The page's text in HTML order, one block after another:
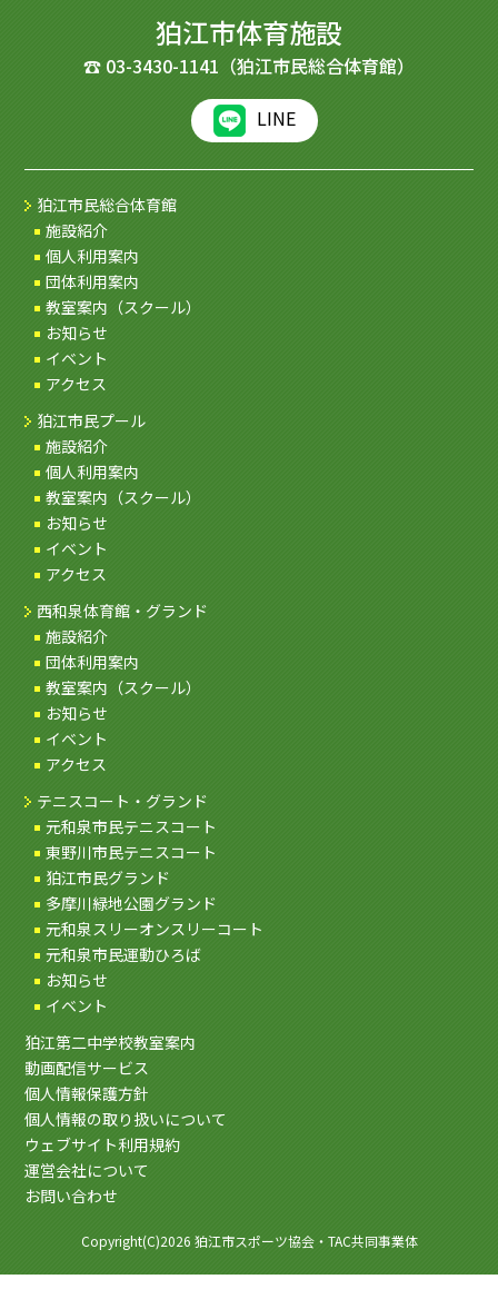
狛江市体育施設
☎ 03-3430-1141 （狛江市民総合体育館）
LINE
狛江市民総合体育館
施設紹介
個人利用案内
団体利用案内
教室案内（スクール）
お知らせ
イベント
アクセス
狛江市民プール
施設紹介
個人利用案内
教室案内（スクール）
お知らせ
イベント
アクセス
西和泉体育館・グランド
施設紹介
団体利用案内
教室案内（スクール）
お知らせ
イベント
アクセス
テニスコート・グランド
元和泉市民テニスコート
東野川市民テニスコート
狛江市民グランド
多摩川緑地公園グランド
元和泉スリーオンスリーコート
元和泉市民運動ひろば
お知らせ
イベント
狛江第二中学校教室案内
動画配信サービス
個人情報保護方針
個人情報の取り扱いについて
ウェブサイト利用規約
運営会社について
お問い合わせ
Copyright(C)2026 狛江市スポーツ協会・TAC共同事業体